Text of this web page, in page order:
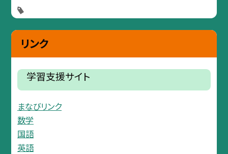
リンク
学習支援サイト
まなびリンク
数学
国語
英語